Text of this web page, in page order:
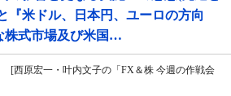
『米ドル、日本円、ユーロの方向
株式市場及び米国…
[西原宏一・叶内文子の「FX＆株 今週の作戦会